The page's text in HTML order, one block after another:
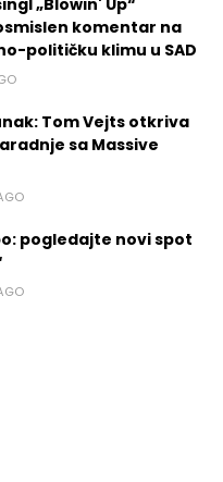
komentar na
političku klimu u SAD
Tom Vejts otkriva
sa Massive
pogledajte novi spot